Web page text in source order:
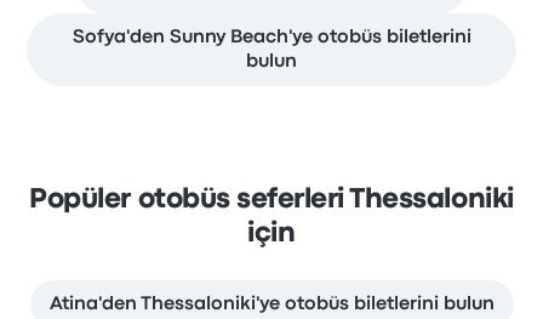
Sofya'den Sunny Beach'ye otobüs biletlerini
bulun
Popüler otobüs seferleri Thessaloniki
için
Atina'den Thessaloniki'ye otobüs biletlerini bulun